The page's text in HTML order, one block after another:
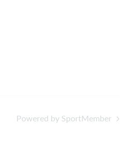
Powered by SportMember